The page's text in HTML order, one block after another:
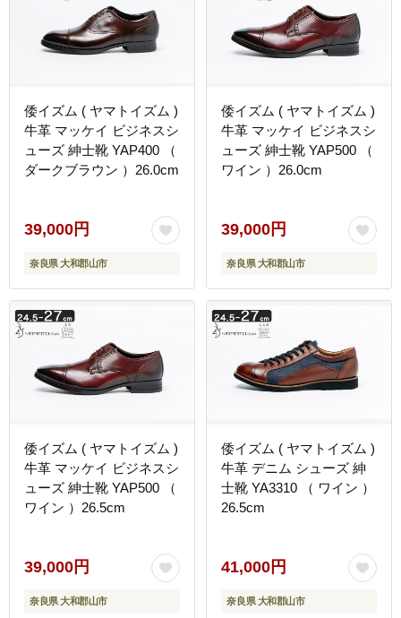
倭イズム ( ヤマトイズム )
牛革 マッケイ ビジネスシ
ューズ 紳士靴 YAP400 （
ダークブラウン ）26.0cm
39,000円
奈良県 大和郡山市
倭イズム ( ヤマトイズム )
牛革 マッケイ ビジネスシ
ューズ 紳士靴 YAP500 （
ワイン ）26.0cm
39,000円
奈良県 大和郡山市
倭イズム ( ヤマトイズム )
牛革 マッケイ ビジネスシ
ューズ 紳士靴 YAP500 （
ワイン ）26.5cm
39,000円
奈良県 大和郡山市
倭イズム ( ヤマトイズム )
牛革 デニム シューズ 紳
士靴 YA3310 （ ワイン ）
26.5cm
41,000円
奈良県 大和郡山市